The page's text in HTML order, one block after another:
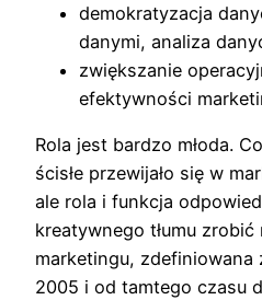
demokratyzacja
danymi, analiza
zwiększanie
efektywności
Rola jest bardzo młoda.
ścisłe przewijało się w
ale rola i funkcja
kreatywnego tłumu
marketingu, zdefiniowana
2005 i od tamtego czasu